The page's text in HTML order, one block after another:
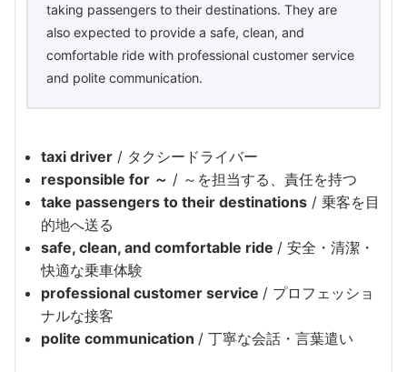
taking passengers to their destinations. They are
also expected to provide a safe, clean, and
comfortable ride with professional customer service
and polite communication.
taxi driver / タクシードライバー
responsible for ～ / ～を担当する、責任を持つ
take passengers to their destinations / 乗客を目
的地へ送る
safe, clean, and comfortable ride / 安全・清潔・
快適な乗車体験
professional customer service / プロフェッショ
ナルな接客
polite communication / 丁寧な会話・言葉遣い